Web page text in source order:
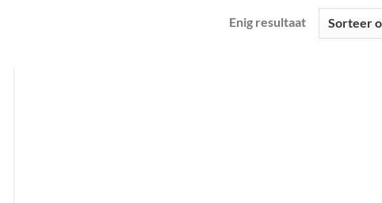
Enig resultaat